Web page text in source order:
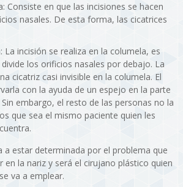
Consiste en que las incisiones se hacen
nasales. De esta forma, las cicatrices
La incisión se realiza en la columela, es
los orificios nasales por debajo. La
cicatriz casi invisible en la columela. El
con la ayuda de un espejo en la parte
embargo, el resto de las personas no la
que sea el mismo paciente quien les
a estar determinada por el problema que
en la nariz y será el cirujano plástico quien
va a emplear.